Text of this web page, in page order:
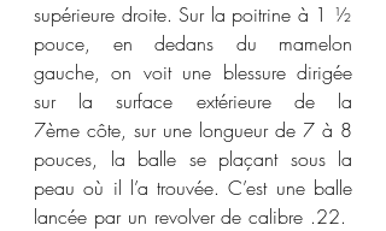
supérieure droite. Sur la poitrine à 1 ½
pouce, en dedans du mamelon
gauche, on voit une blessure dirigée
sur la surface extérieure de la
7ème côte, sur une longueur de 7 à 8
pouces, la balle se plaçant sous la
peau où il l’a trouvée. C’est une balle
lancée par un revolver de calibre .22.